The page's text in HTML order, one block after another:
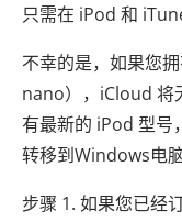
只需在 iPod 和
不幸的是，如果您
nano），iCloud 将
有最新的 iPod 型号
转移到Windows电脑
步骤 1. 如果您已经